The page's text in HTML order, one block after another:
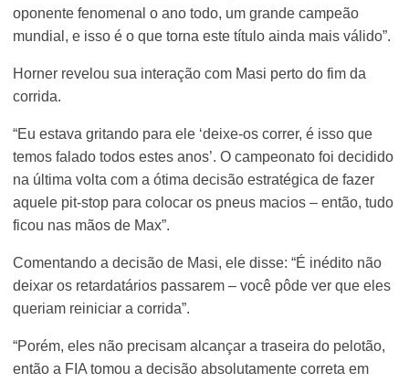
oponente fenomenal o ano todo, um grande campeão
mundial, e isso é o que torna este título ainda mais válido”.
Horner revelou sua interação com Masi perto do fim da
corrida.
“Eu estava gritando para ele ‘deixe-os correr, é isso que
temos falado todos estes anos’. O campeonato foi decidido
na última volta com a ótima decisão estratégica de fazer
aquele pit-stop para colocar os pneus macios – então, tudo
ficou nas mãos de Max”.
Comentando a decisão de Masi, ele disse: “É inédito não
deixar os retardatários passarem – você pôde ver que eles
queriam reiniciar a corrida”.
“Porém, eles não precisam alcançar a traseira do pelotão,
então a FIA tomou a decisão absolutamente correta em